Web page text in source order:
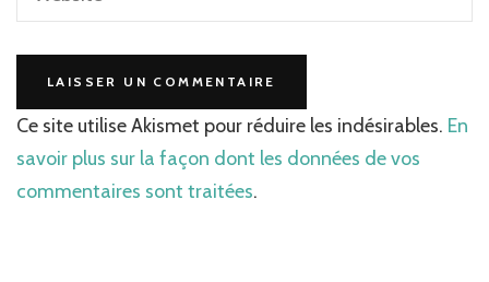
Ce site utilise Akismet pour réduire les indésirables. En
savoir plus sur la façon dont les données de vos
commentaires sont traitées.